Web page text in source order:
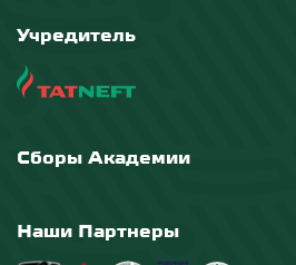
Учредитель
Сборы Академии
Наши Партнеры